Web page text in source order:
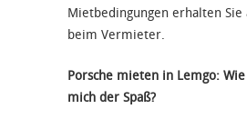
Mietbedingungen erhalten Sie
beim Vermieter.
Porsche mieten in Lemgo:
mich der Spaß?